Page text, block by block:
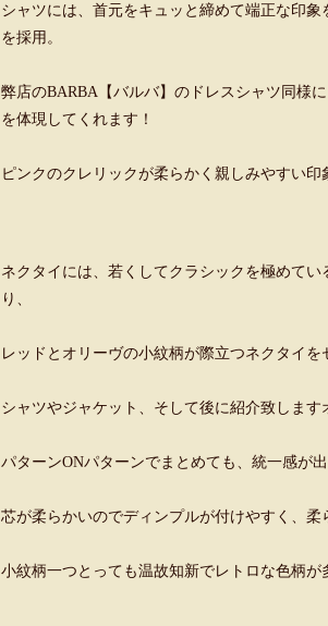
シャツには、首元をキュッと締めて端正な印象
を採用。
弊店のBARBA【バルバ】のドレスシャツ同様
を体現してくれます！
ピンクのクレリックが柔らかく親しみやすい印
ネクタイには、若くしてクラシックを極めてい
り、
レッドとオリーヴの小紋柄が際立つネクタイを
シャツやジャケット、そして後に紹介致します
パターンONパターンでまとめても、統一感が
芯が柔らかいのでディンプルが付けやすく、柔
小紋柄一つとっても温故知新でレトロな色柄